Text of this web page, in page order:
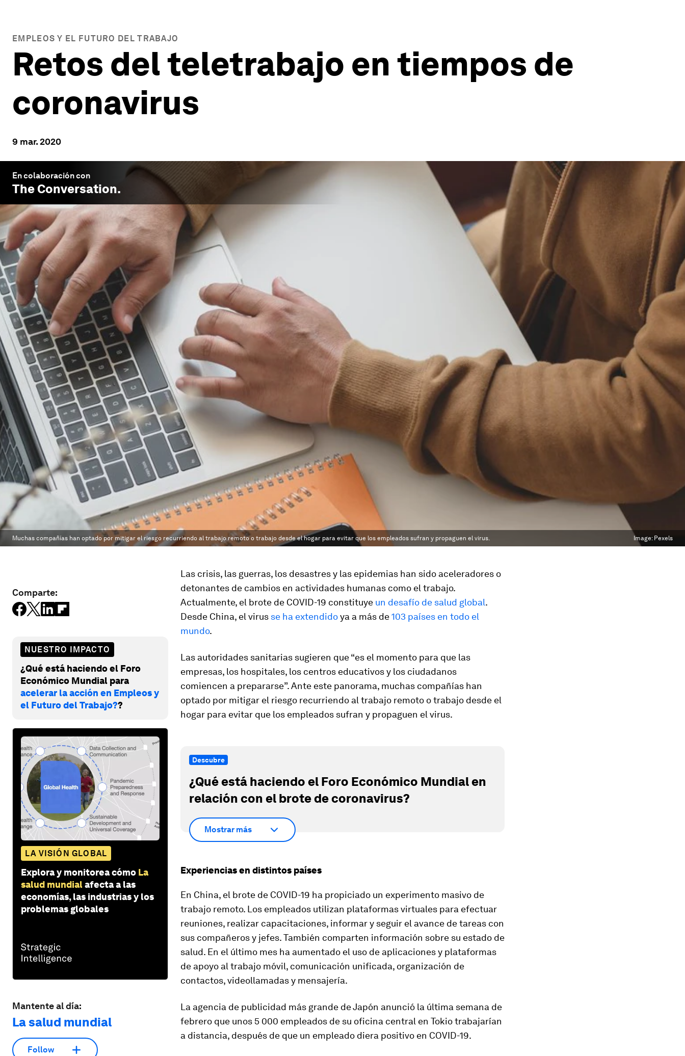
EMPLEOS Y EL FUTURO DEL TRABAJO
Retos del teletrabajo en tiempos de
coronavirus
9 mar. 2020
En colaboración con
The Conversation.
Muchas compañías han optado por mitigar el riesgo recurriendo al trabajo remoto o trabajo desde el hogar para evitar que los empleados sufran y propaguen el virus. Image: Pexels
Comparte:
NUESTRO IMPACTO
¿Qué está haciendo el Foro
Económico Mundial para
acelerar la acción en Empleos y
el Futuro del Trabajo??
LA VISIÓN GLOBAL
Explora y monitorea cómo La
salud mundialafecta a las
economías, las industrias y los
problemas globales
Mantente al día:
La salud mundial
Follow
Las crisis, las guerras, los desastres y las epidemias han sido aceleradores o
detonantes de cambios en actividades humanas como el trabajo.
Actualmente, el brote de COVID-19 constituye un desafío de salud global.
Desde China, el virus se ha extendidoya a más de103 países en todo el
mundo.
Las autoridades sanitarias sugieren que “es el momento para que las
empresas, los hospitales, los centros educativos y los ciudadanos
comiencen a prepararse”. Ante este panorama, muchas compañías han
optado por mitigar el riesgo recurriendo al trabajo remoto o trabajo desde el
hogar para evitar que los empleados sufran y propaguen el virus.
Descubre
¿Qué está haciendo el Foro Económico Mundial en
relación con el brote de coronavirus?
Mostrar más
Experiencias en distintos países
En China, el brote de COVID-19 ha propiciado un experimento masivo de
trabajo remoto. Los empleados utilizan plataformas virtuales para efectuar
reuniones, realizar capacitaciones, informar y seguir el avance de tareas con
sus compañeros y jefes. También comparten información sobre su estado de
salud. En el último mes ha aumentado el uso de aplicaciones y plataformas
de apoyo al trabajo móvil, comunicación unificada, organización de
contactos, videollamadas y mensajería.
La agencia de publicidad más grande de Japón anunció la última semana de
febrero que unos 5 000 empleados de su oficina central en Tokio trabajarían
a distancia, después de que un empleado diera positivo en COVID-19.